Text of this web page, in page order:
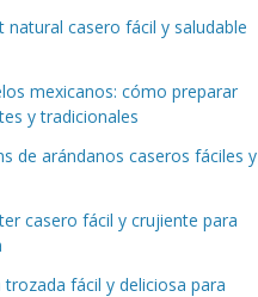
natural casero fácil y saludable
mexicanos: cómo preparar
y tradicionales
de arándanos caseros fáciles y
casero fácil y crujiente para
trozada fácil y deliciosa para